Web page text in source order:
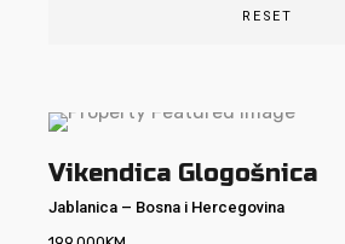
RESET
Vikendica Glogošnica
Jablanica – Bosna i Hercegovina